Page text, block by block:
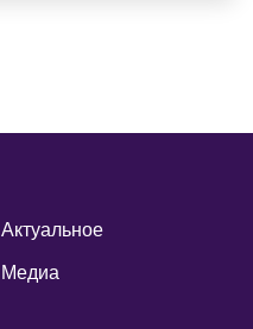
Актуальное
Медиа